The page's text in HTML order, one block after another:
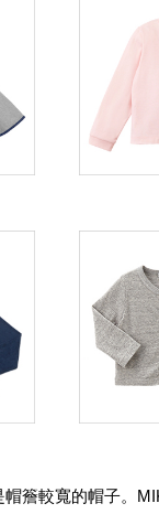
簷較寬的帽子。